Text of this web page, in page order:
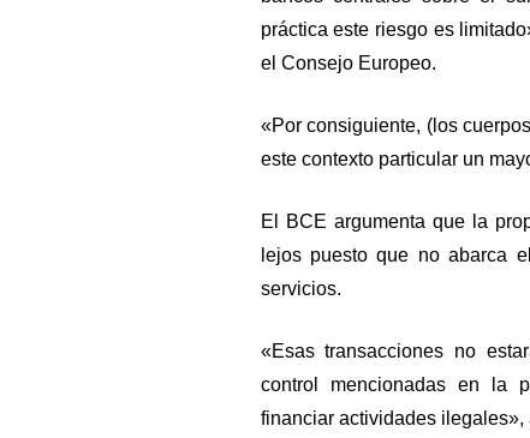
práctica este riesgo es
el Consejo Europeo.
«Por consiguiente, (los
este contexto particular un
El BCE argumenta que la
lejos puesto que no abarca
servicios.
«Esas transacciones no
control mencionadas en la
financiar actividades ilegales»,